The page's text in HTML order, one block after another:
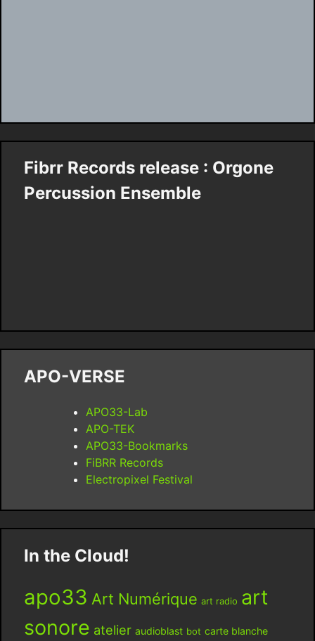
Fibrr Records release : Orgone
Percussion Ensemble
APO-VERSE
APO33-Lab
APO-TEK
APO33-Bookmarks
FiBRR Records
Electropixel Festival
In the Cloud!
apo33 Art Numérique art radio art
sonore atelier audioblast bot carte blanche